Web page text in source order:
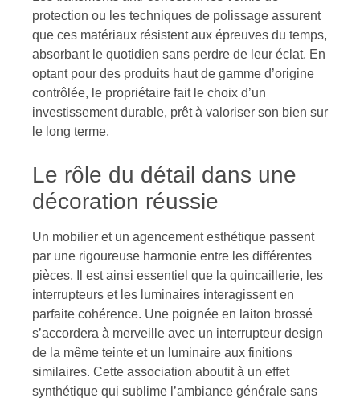
protection ou les techniques de polissage assurent
que ces matériaux résistent aux épreuves du temps,
absorbant le quotidien sans perdre de leur éclat. En
optant pour des produits haut de gamme d’origine
contrôlée, le propriétaire fait le choix d’un
investissement durable, prêt à valoriser son bien sur
le long terme.
Le rôle du détail dans une
décoration réussie
Un mobilier et un agencement esthétique passent
par une rigoureuse harmonie entre les différentes
pièces. Il est ainsi essentiel que la quincaillerie, les
interrupteurs et les luminaires interagissent en
parfaite cohérence. Une poignée en laiton brossé
s’accordera à merveille avec un interrupteur design
de la même teinte et un luminaire aux finitions
similaires. Cette association aboutit à un effet
synthétique qui sublime l’ambiance générale sans